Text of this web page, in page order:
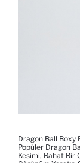
Dragon Ball Boxy
Popüler Dragon
Kesimi, Rahat Bir